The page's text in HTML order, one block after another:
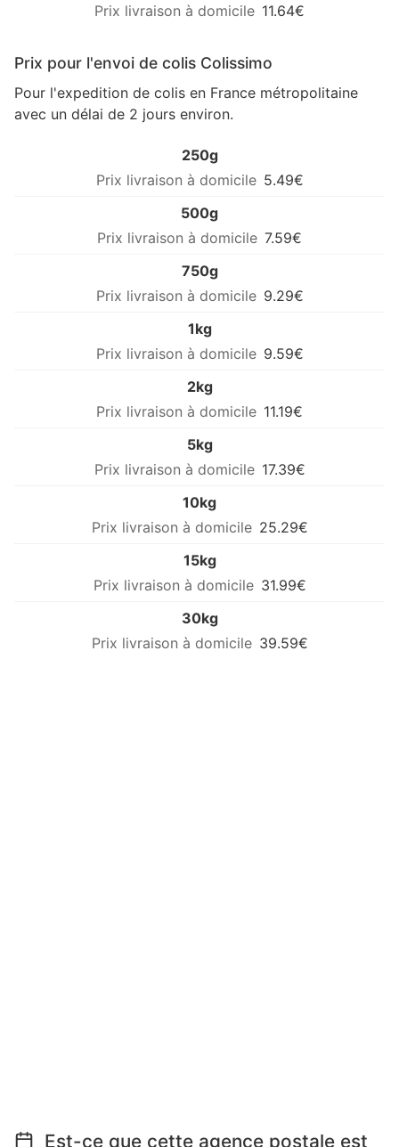
11.64€
Prix pour l'envoi de colis Colissimo
Pour l'expedition de colis en France métropolitaine
avec un délai de 2 jours environ.
250g
5.49€
500g
7.59€
750g
9.29€
1kg
9.59€
2kg
11.19€
5kg
17.39€
10kg
25.29€
15kg
31.99€
30kg
39.59€
Est-ce que cette agence postale est